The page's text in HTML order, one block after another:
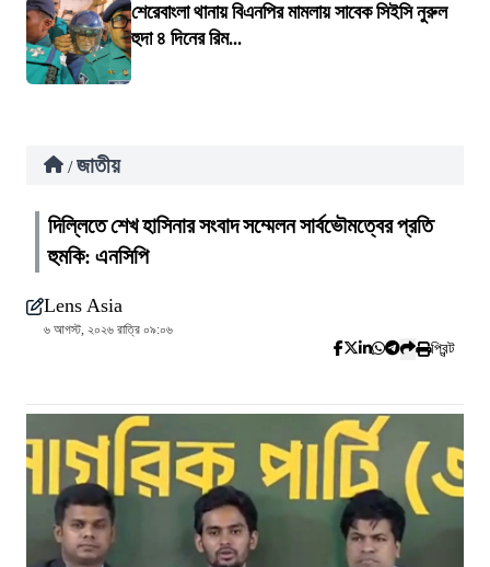
শেরেবাংলা থানায় বিএনপির মামলায় সাবেক সিইসি নুরুল
হুদা ৪ দিনের রিম...
/ জাতীয়
দিল্লিতে শেখ হাসিনার সংবাদ সম্মেলন সার্বভৌমত্বের প্রতি
হুমকি: এনসিপি
Lens Asia
৬ আগস্ট, ২০২৬ রাত্রি ০৯:০৬
প্রিন্ট